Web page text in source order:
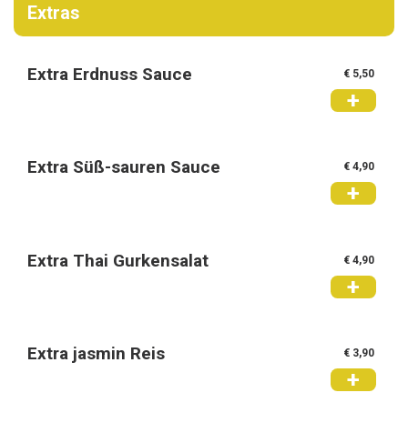
Extras
Extra Erdnuss Sauce € 5,50
+
Extra Süß-sauren Sauce € 4,90
+
Extra Thai Gurkensalat € 4,90
+
Extra jasmin Reis € 3,90
+